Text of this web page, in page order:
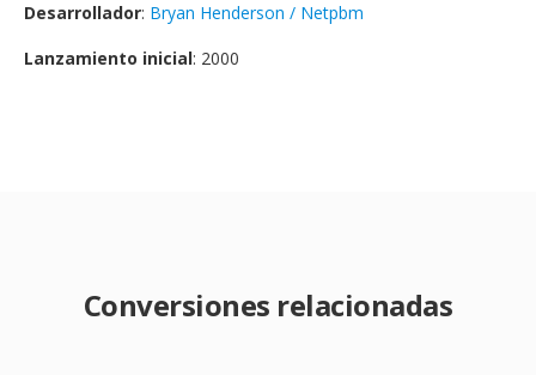
Desarrollador: Bryan Henderson / Netpbm
Lanzamiento inicial: 2000
Conversiones relacionadas